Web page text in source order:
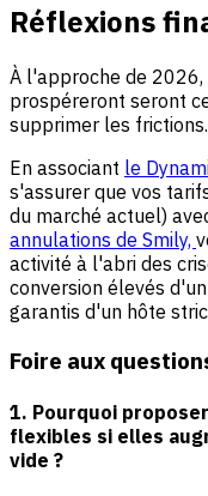
Réflexions
À l'approche de
prospéreront seront
supprimer les frictions.
En associant le
s'assurer que vos
du marché actuel)
annulations de Smily,
activité à l'abri des
conversion élevés
garantis d'un hôte
Foire aux
1. Pourquoi
flexibles si elles
vide ?